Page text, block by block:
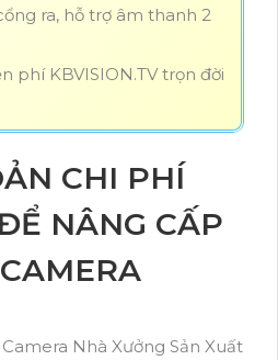
ra, hỗ trợ âm thanh 2
phí KBVISION.TV trọn đời
CHI PHÍ
NÂNG CẤP
Nhà Xưởng Sản Xuất